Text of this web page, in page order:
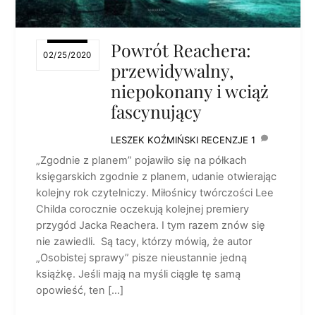
02/25/2020
Powrót Reachera:
przewidywalny,
niepokonany i wciąż
fascynujący
LESZEK KOŹMIŃSKI RECENZJE 1
„Zgodnie z planem” pojawiło się na półkach
księgarskich zgodnie z planem, udanie otwierając
kolejny rok czytelniczy. Miłośnicy twórczości Lee
Childa corocznie oczekują kolejnej premiery
przygód Jacka Reachera. I tym razem znów się
nie zawiedli. Są tacy, którzy mówią, że autor
„Osobistej sprawy” pisze nieustannie jedną
książkę. Jeśli mają na myśli ciągle tę samą
opowieść, ten […]